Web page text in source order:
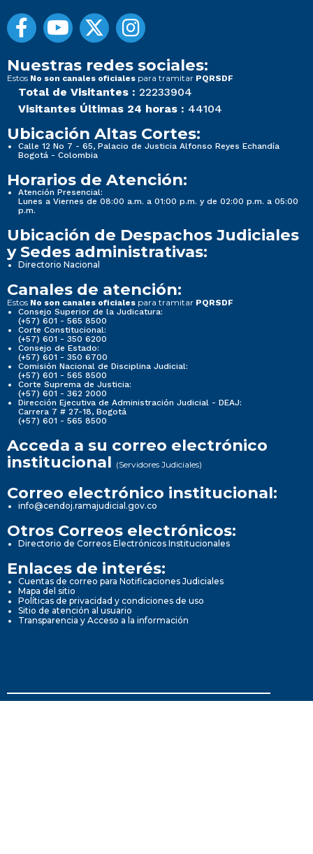
Nuestras redes sociales:
Estos No son canales oficiales para tramitar PQRSDF
Total de Visitantes : 22233904
Visitantes Últimas 24 horas : 44104
Ubicación Altas Cortes:
Calle 12 No 7 - 65, Palacio de Justicia Alfonso Reyes Echandía
Bogotá - Colombia
Horarios de Atención:
Atención Presencial:
Lunes a Viernes de 08:00 a.m. a 01:00 p.m. y de 02:00 p.m. a 05:00
p.m.
Ubicación de Despachos Judiciales
y Sedes administrativas:
Directorio Nacional
Canales de atención:
Estos No son canales oficiales para tramitar PQRSDF
Consejo Superior de la Judicatura:
(+57) 601 - 565 8500
Corte Constitucional:
(+57) 601 - 350 6200
Consejo de Estado:
(+57) 601 - 350 6700
Comisión Nacional de Disciplina Judicial:
(+57) 601 - 565 8500
Corte Suprema de Justicia:
(+57) 601 - 362 2000
Dirección Ejecutiva de Administración Judicial - DEAJ:
Carrera 7 # 27-18, Bogotá
(+57) 601 - 565 8500
Acceda a su correo electrónico
institucional (Servidores Judiciales)
Correo electrónico institucional:
info@cendoj.ramajudicial.gov.co
Otros Correos electrónicos:
Directorio de Correos Electrónicos Institucionales
Enlaces de interés:
Cuentas de correo para Notificaciones Judiciales
Mapa del sitio
Políticas de privacidad y condiciones de uso
Sitio de atención al usuario
Transparencia y Acceso a la información